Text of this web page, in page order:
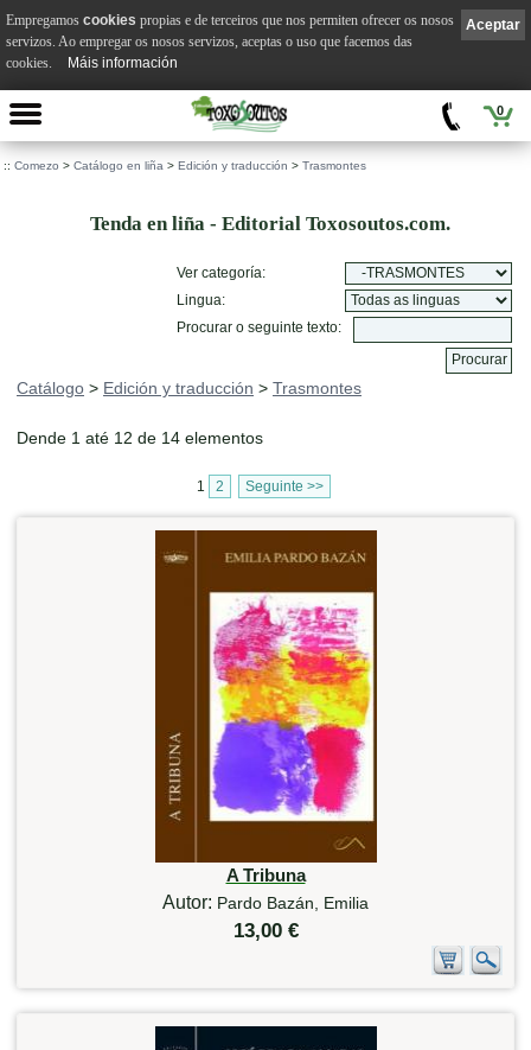
0
:: Comezo > Catálogo en liña > Edición y traducción > Trasmontes
Tenda en liña - Editorial Toxosoutos.com.
Ver categoría:
Lingua:
Procurar o seguinte texto:
Catálogo > Edición y traducción > Trasmontes
Dende 1 até 12 de 14 elementos
1 2 Seguinte >>
A Tribuna
Autor: Pardo Bazán, Emilia
13,00 €
Aceptar
Empregamos cookies propias e de terceiros que nos permiten ofrecer os nosos
servizos. Ao empregar os nosos servizos, aceptas o uso que facemos das
cookies.
Máis información